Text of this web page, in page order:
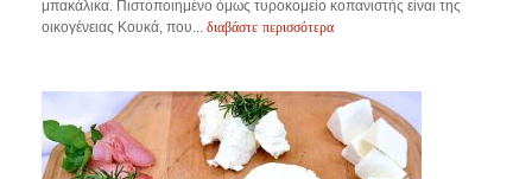
μπακάλικα. Πιστοποιημένο όμως τυροκομείο κοπανιστής είναι της
οικογένειας Κουκά, που... διαβάστε περισσότερα